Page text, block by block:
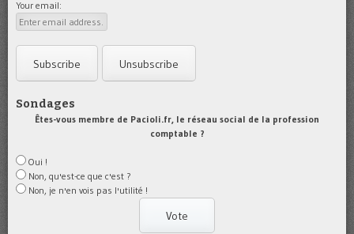
Your email:
Sondages
Êtes-vous membre de Pacioli.fr, le réseau social de la profession
comptable ?
Oui !
Non, qu'est-ce que c'est ?
Non, je n'en vois pas l'utilité !